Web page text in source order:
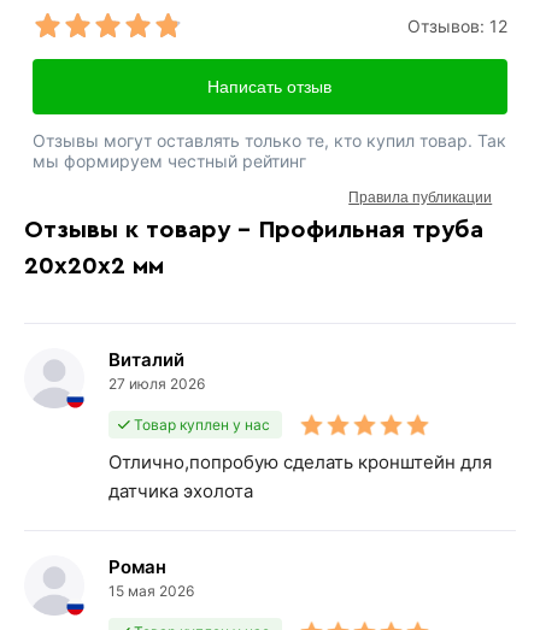
Отзывы к товару - Профильная труба
20х20х2 мм
Виталий
27 июля 2026
Товар куплен у нас
Отлично,попробую сделать кронштейн для
датчика эхолота
Роман
15 мая 2026
Отзывов: 12
Написать отзыв
Отзывы могут оставлять только те, кто купил товар. Так
мы формируем честный рейтинг
Правила публикации